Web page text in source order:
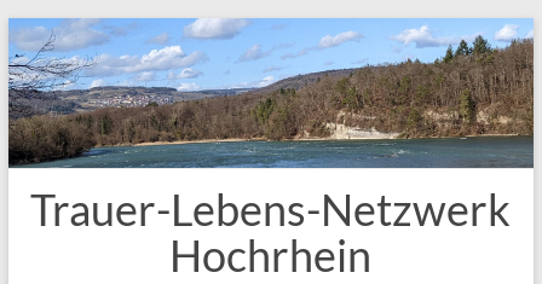
Zum
Inhalt
springen
Trauer-Lebens-Netzwerk
Hochrhein